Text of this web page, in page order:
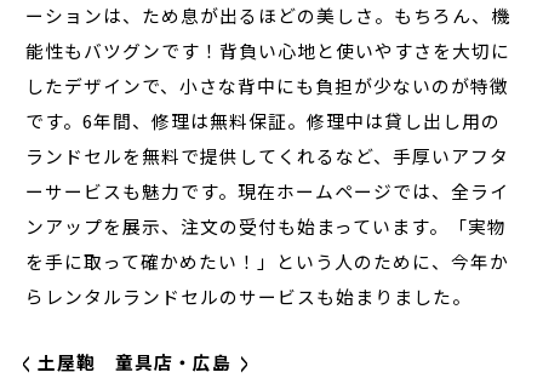
ーションは、ため息が出るほどの美しさ。もちろん、機
能性もバツグンです！背負い心地と使いやすさを大切に
したデザインで、小さな背中にも負担が少ないのが特徴
です。6年間、修理は無料保証。修理中は貸し出し用の
ランドセルを無料で提供してくれるなど、手厚いアフタ
ーサービスも魅力です。現在ホームページでは、全ライ
ンアップを展示、注文の受付も始まっています。「実物
を手に取って確かめたい！」という人のために、今年か
らレンタルランドセルのサービスも始まりました。
土屋鞄 童具店・広島